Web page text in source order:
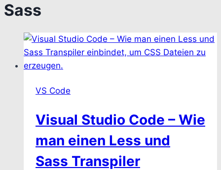
Sass
VS Code
Visual Studio Code – Wie
man einen Less und
Sass Transpiler